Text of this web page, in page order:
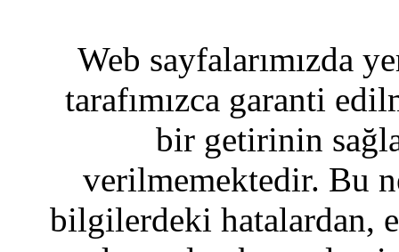
Web sayfalarımızda
tarafımızca garanti
bir getirinin
verilmemektedir. Bu
bilgilerdeki hatalardan,